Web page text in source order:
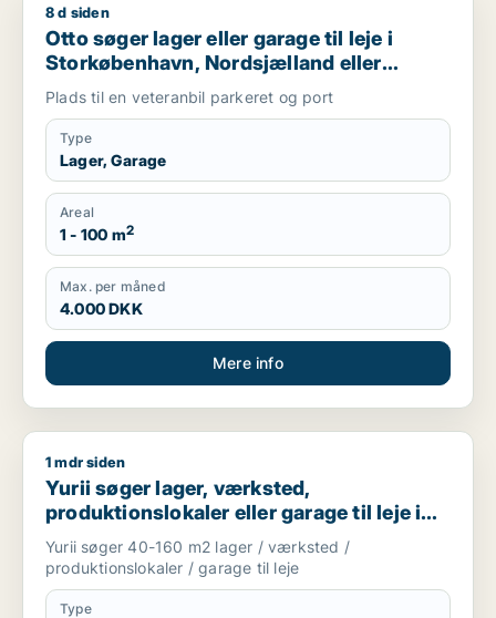
Otto søger lager eller garage til leje i Storkøbenhavn,
8 d siden
Otto søger lager eller garage til leje i
Storkøbenhavn, Nordsjælland eller
Region Sjælland
Plads til en veteranbil parkeret og port
Type
Lager, Garage
Areal
1 - 100 m2
Max. per måned
4.000 DKK
Mere info
Yurii søger lager, værksted, produktionslokaler eller garage
1 mdr siden
Yurii søger lager, værksted,
produktionslokaler eller garage til leje i
Region Sjælland
Yurii søger 40-160 m2 lager / værksted /
produktionslokaler / garage til leje
Type